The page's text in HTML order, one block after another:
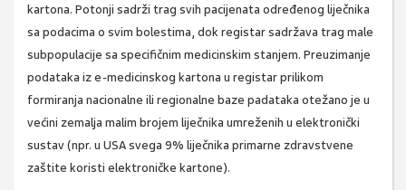
kartona. Potonji sadrži trag svih pacijenata određenog liječnika
sa podacima o svim bolestima, dok registar sadržava trag male
sub­populacije sa specifičnim medicinskim stanjem. Preuzimanje
podataka iz e-medicinskog kartona u registar prilikom
formiranja nacionalne ili re­gionalne baze padataka otežano je u
većini zemalja malim brojem liječnika umreženih u elektronički
sustav (npr. u USA svega 9% liječnika primarne zdravstvene
zaštite koristi elektroničke kartone).